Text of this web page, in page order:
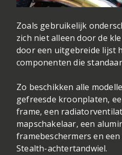
Zoals gebruikelijk
zich niet alleen door de
door een uitgebreide lijst
componenten die
Zo beschikken alle
gefreesde kroonplaten,
frame, een
mapschakelaar, een
framebeschermers en
Stealth-achtertandwiel.